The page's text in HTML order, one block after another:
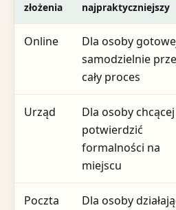
złożenia
najpraktyczniejszy
Online
Dla osoby
samodzielnie
cały proces
Urząd
Dla osoby chcącej
potwierdzić
formalności na
miejscu
Poczta Dla osoby